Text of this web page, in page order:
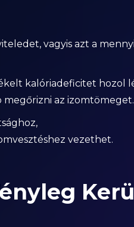
vagyis azt a
kalóriadeficitet hozol
az izomtömeget.
vezethet.